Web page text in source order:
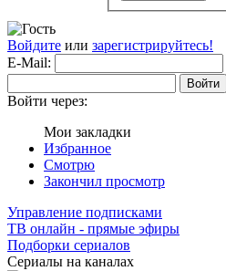
Войдите или зарегистрируйтесь!
E-Mail:
Войти
Войти через:
Мои закладки
Избранное
Смотрю
Закончил просмотр
Управление подписками
ТВ онлайн - прямые эфиры
Подборки сериалов
Сериалы на каналах